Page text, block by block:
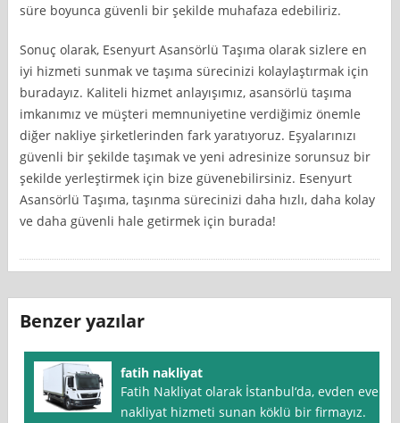
süre boyunca güvenli bir şekilde muhafaza edebiliriz.
Sonuç olarak, Esenyurt Asansörlü Taşıma olarak sizlere en
iyi hizmeti sunmak ve taşıma sürecinizi kolaylaştırmak için
buradayız. Kaliteli hizmet anlayışımız, asansörlü taşıma
imkanımız ve müşteri memnuniyetine verdiğimiz önemle
diğer nakliye şirketlerinden fark yaratıyoruz. Eşyalarınızı
güvenli bir şekilde taşımak ve yeni adresinize sorunsuz bir
şekilde yerleştirmek için bize güvenebilirsiniz. Esenyurt
Asansörlü Taşıma, taşınma sürecinizi daha hızlı, daha kolay
ve daha güvenli hale getirmek için burada!
Benzer yazılar
fatih nakliyat
Fatih Nakliyat olarak İstanbul‘da, evden eve
nakliyat hizmeti sunan köklü bir firmayız.